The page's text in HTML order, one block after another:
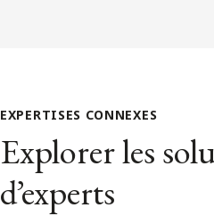
EXPERTISES CONNEXES
Explorer les
d’experts